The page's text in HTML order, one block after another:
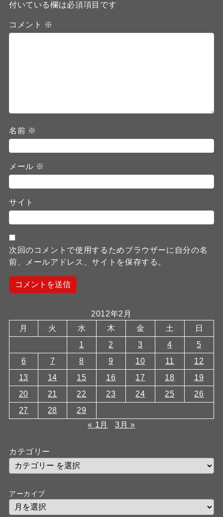
付いている欄は必須項目です
コメント ※
名前 ※
メール ※
サイト
次回のコメントで使用するためブラウザーに自分の名
前、メールアドレス、サイトを保存する。
2012年2月
月
火 水 木 金 土
日
1
2 3 4
5
6
7 8 9 10 11
12
13
14 15 16 17 18
19
20
21 22 23 24 25
26
27
28
29
« 1月
3月 »
カテゴリー
アーカイブ